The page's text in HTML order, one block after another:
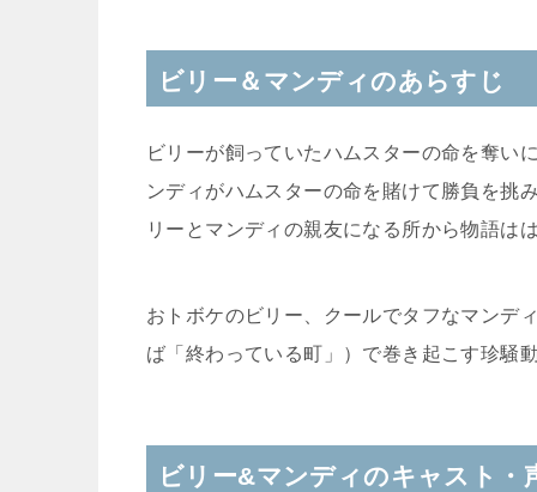
ビリー＆マンディのあらすじ
ビリーが飼っていたハムスターの命を奪い
ンディがハムスターの命を賭けて勝負を挑
リーとマンディの親友になる所から物語は
おトボケのビリー、クールでタフなマンデ
ば「終わっている町」）で巻き起こす珍騒
ビリー&マンディのキャスト・